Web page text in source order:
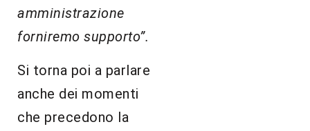
amministrazione
forniremo supporto”.
Si torna poi a parlare
anche dei momenti
che precedono la